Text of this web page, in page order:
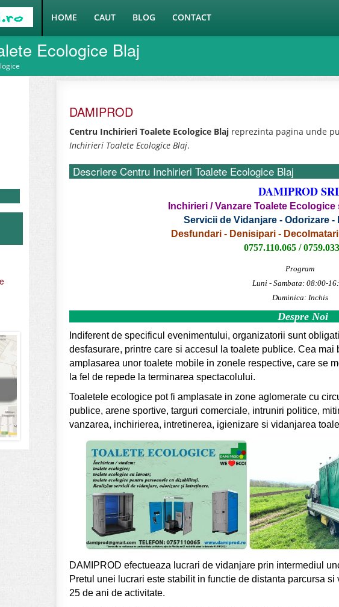
HOME CAUT BLOG CONTACT
Ecologice Blaj
DAMIPROD
Centru Inchirieri Toalete Ecologice Blajreprezinta pagina unde
Inchirieri Toalete Ecologice Blaj.
Descriere Centru Inchirieri Toalete Ecologice Blaj
DAMIPROD
Inchirieri / Vanzare Toalete
Servicii de Vidanjare - Odorizare -
Desfundari - Denisipari -
0757.110.065 /
Program
Luni - Sambata: 08:00-
Duminica: Inchis
Despre Noi
Indiferent de specificul evenimentului, organizatorii sunt
desfasurare, printre care si accesul la toalete publice. Cea
amplasarea unor toalete mobile in zonele respective, care se
la fel de repede la terminarea spectacolului.
Toaletele ecologice pot fi amplasate in zone aglomerate cu
publice, arene sportive, targuri comerciale, intruniri politice,
vanzarea, inchirierea, intretinerea, igienizare si vidanjarea
DAMIPROD efectueaza lucrari de vidanjare prin intermediul
Pretul unei lucrari este stabilit in functie de distanta parcursa
25 de ani de activitate.